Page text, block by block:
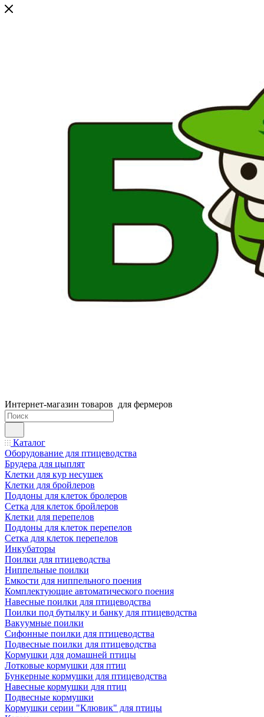
Интернет-магазин товаров для фермеров
Каталог
Оборудование для птицеводства
Брудера для цыплят
Клетки для кур несушек
Клетки для бройлеров
Поддоны для клеток бролеров
Сетка для клеток бройлеров
Клетки для перепелов
Поддоны для клеток перепелов
Сетка для клеток перепелов
Инкубаторы
Поилки для птицеводства
Ниппельные поилки
Емкости для ниппельного поения
Комплектующие автоматического поения
Навесные поилки для птицеводства
Поилки под бутылку и банку для птицеводства
Вакуумные поилки
Сифонные поилки для птицеводства
Подвесные поилки для птицеводства
Кормушки для домашней птицы
Лотковые кормушки для птиц
Бункерные кормушки для птицеводства
Навесные кормушки для птиц
Подвесные кормушки
Кормушки серии "Клювик" для птицы